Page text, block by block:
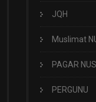
JQH
Muslimat
PAGAR
PERGUNU